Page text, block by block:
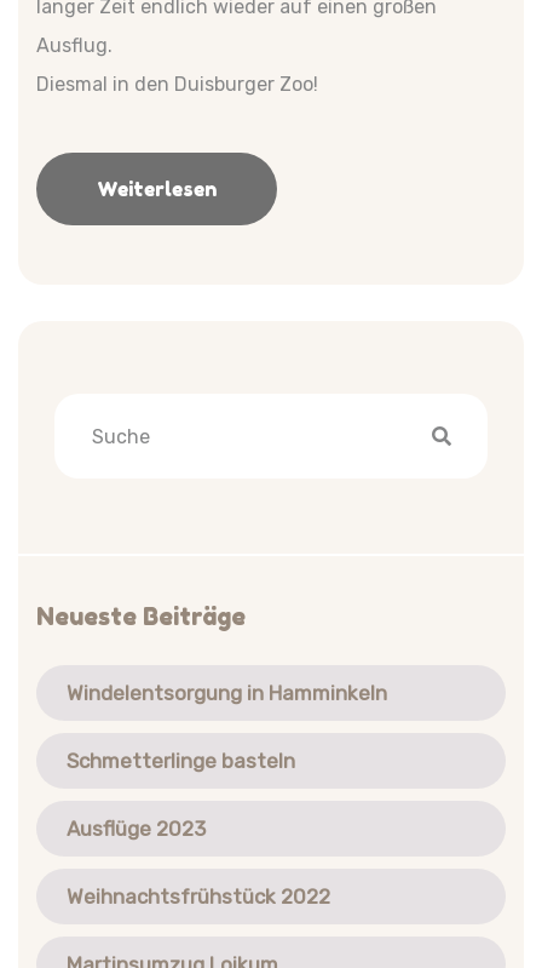
langer Zeit endlich wieder auf einen großen
Ausflug.
Diesmal in den Duisburger Zoo!
Weiterlesen
Neueste Beiträge
Windelentsorgung in Hamminkeln
Schmetterlinge basteln
Ausflüge 2023
Weihnachtsfrühstück 2022